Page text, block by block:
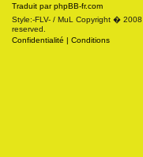
Traduit parphpBB-fr.com
Style:-FLV- / MuL Copyright �
reserved.
Confidentialité | Conditions